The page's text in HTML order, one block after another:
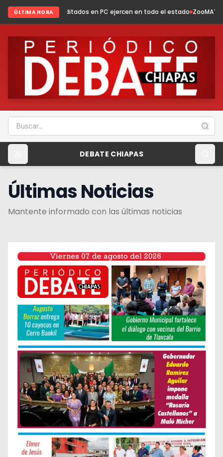
ÚLTIMA HORA
en PC ejercen en todo el estado ZooMAT evoluciona:
DEBATE CHIAPAS
Últimas Noticias
Mantente informado con las últimas noticias